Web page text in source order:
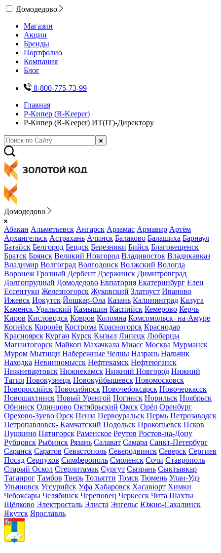
Домодедово
Магазин
Акции
Бренды
Портфолио
Компания
Блог
8-800-775-73-99
Главная
Р-Кипер (R-Keeper)
Р-Кипер (R-Keeper) ИТ(IT)-Директору
Домодедово
Абакан Альметьевск Ангарск Арзамас Армавир Артём
Архангельск Астрахань Ачинск Балаково Балашиха Барнаул
Батайск Белгород Бердск Березники Бийск Благовещенск
Братск Брянск Великий Новгород Владивосток Владикавказ
Владимир Волгоград Волгодонск Волжский Вологда
Воронеж Грозный Дербент Дзержинск Димитровград
Долгопрудный Домодедово Евпатория Екатеринбург Елец
Ессентуки Железногорск Жуковский Златоуст Иваново
Ижевск Иркутск Йошкар-Ола Казань Калининград Калуга
Каменск-Уральский Камышин Каспийск Кемерово Керчь
Киров Кисловодск Ковров Коломна Комсомольск- на-Амуре
Копейск Королёв Кострома Красногорск Краснодар
Красноярск Курган Курск Кызыл Липецк Люберцы
Магнитогорск Майкоп Махачкала Миасс Москва Мурманск
Муром Мытищи Набережные Челны Назрань Нальчик
Находка Невинномысск Нефтекамск Нефтеюганск
Нижневартовск Нижнекамск Нижний Новгород Нижний
Тагил Новокузнецк Новокуйбышевск Новомосковск
Новороссийск Новосибирск Новочебоксарск Новочеркасск
Новошахтинск Новый Уренгой Ногинск Норильск Ноябрьск
Обнинск Одинцово Октябрьский Омск Орёл Оренбург
Орехово-Зуево Орск Пенза Первоуральск Пермь Петрозаводск
Петропавловск- Камчатский Подольск Прокопьевск Псков
Пушкино Пятигорск Раменское Реутов Ростов-на-Дону
Рубцовск Рыбинск Рязань Салават Самара Санкт-Петербург
Саранск Саратов Севастополь Северодвинск Северск Сергиев
Посад Серпухов Симферополь Смоленск Сочи Ставрополь
Старый Оскол Стерлитамак Сургут Сызрань Сыктывкар
Таганрог Тамбов Тверь Тольятти Томск Тюмень Улан-Удэ
Ульяновск Уссурийск Уфа Хабаровск Хасавюрт Химки
Чебоксары Челябинск Череповец Черкесск Чита Шахты
Щёлково Электросталь Элиста Энгельс Южно-Сахалинск
Якутск Ярославль